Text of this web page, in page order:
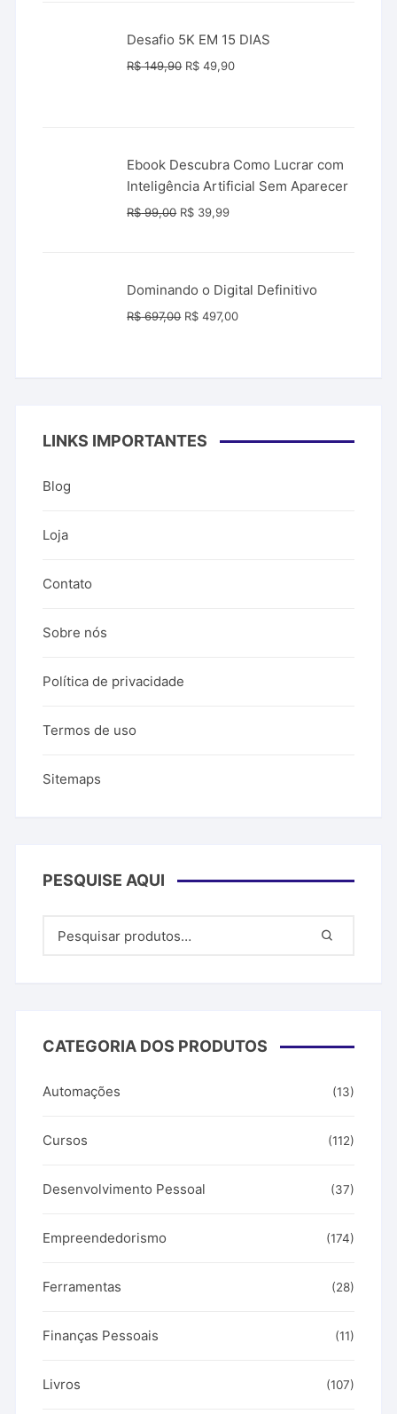
Desafio 5K EM 15 DIAS
R$149,90 O
R$ 49,90O
Ebook Descubra Como Lucrar com
Inteligência Artificial Sem Aparecer
R$99,00 O
R$ 99,00.
R$ 39,99O
R$ 39,99.
Dominando o Digital Definitivo
R$697,00 O
R$ 497,00O
LINKS IMPORTANTES
Blog
Loja
Contato
Sobre nós
Política de privacidade
Termos de uso
Sitemaps
PESQUISE AQUI
CATEGORIA DOS PRODUTOS
Automações (13)
Cursos (112)
Desenvolvimento Pessoal (37)
Empreendedorismo (174)
Ferramentas (28)
Finanças Pessoais (11)
Livros (107)